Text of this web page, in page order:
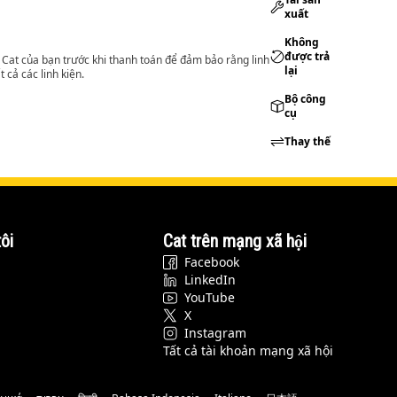
của bạn trước khi thanh toán để đảm bảo rằng linh
cả các linh kiện.
xuất
Không
được trả
lại
Bộ công
cụ
Thay thế
Cat trên mạng xã hội
Facebook
LinkedIn
YouTube
X
Instagram
Tất cả tài khoản mạng xã hội